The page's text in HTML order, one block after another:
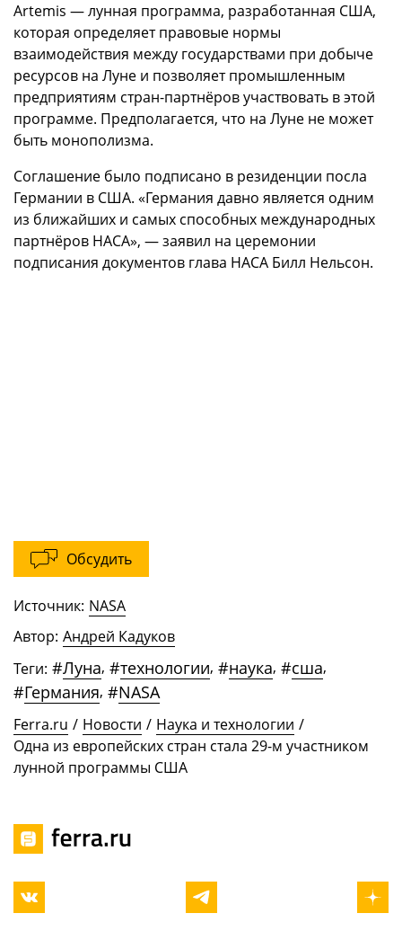
Artemis — лунная программа, разработанная США,
которая определяет правовые нормы
взаимодействия между государствами при добыче
ресурсов на Луне и позволяет промышленным
предприятиям стран-партнёров участвовать в этой
программе. Предполагается, что на Луне не может
быть монополизма.
Соглашение было подписано в резиденции посла
Германии в США. «Германия давно является одним
из ближайших и самых способных международных
партнёров НАСА», — заявил на церемонии
подписания документов глава НАСА Билл Нельсон.
Обсудить
Источник: NASA
Автор: Андрей Кадуков
Теги: #Луна, #технологии, #наука, #сша,
#Германия, #NASA
Ferra.ru / Новости / Наука и технологии /
Одна из европейских стран стала 29-м участником
лунной программы США